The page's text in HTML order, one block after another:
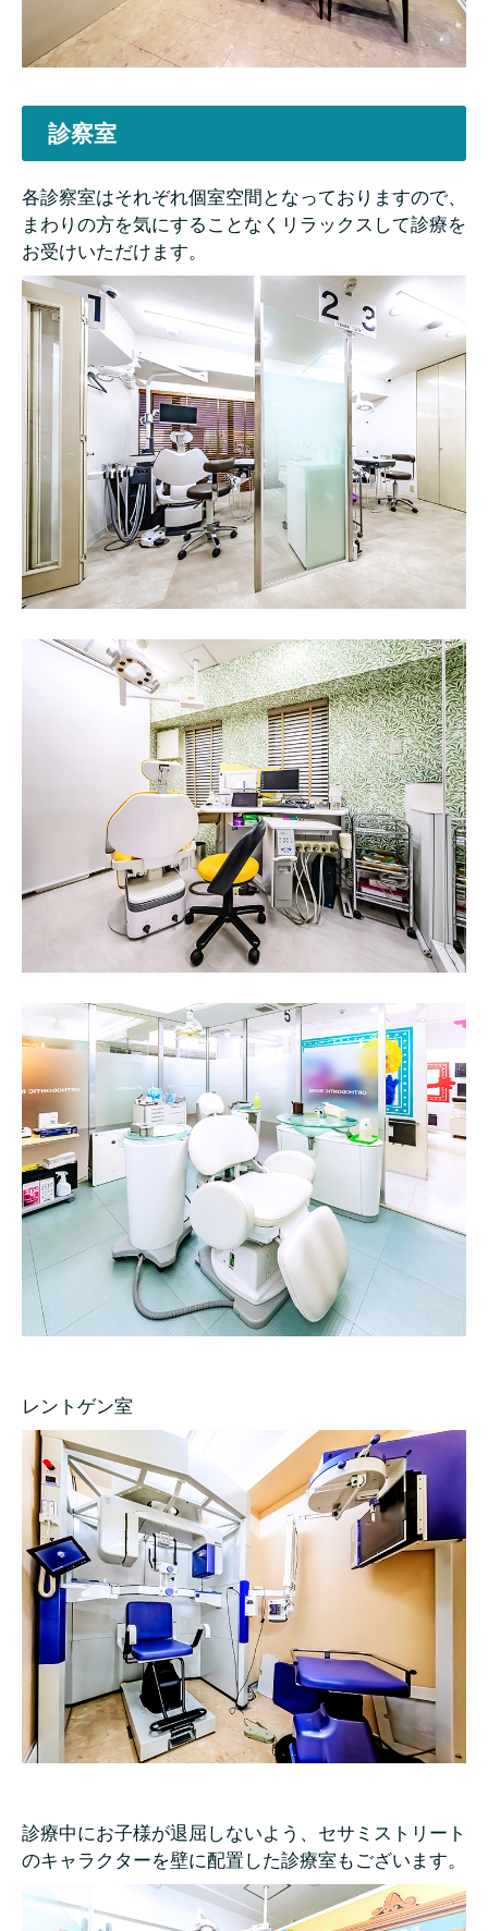
診察室
各診察室はそれぞれ個室空間となっておりますので、
まわりの方を気にすることなくリラックスして診療を
お受けいただけます。
レントゲン室
診療中にお子様が退屈しないよう、セサミストリート
のキャラクターを壁に配置した診療室もございます。